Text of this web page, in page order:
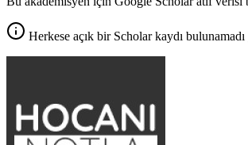
Herkese açık bir Scholar kaydı